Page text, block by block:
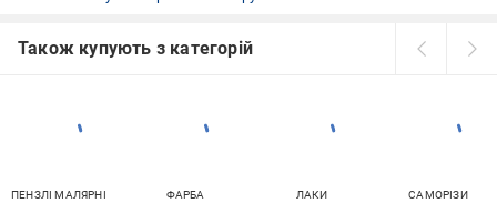
Також купують з категорій
ПЕНЗЛІ МАЛЯРНІ ФАРБА ЛАКИ САМОРІЗИ